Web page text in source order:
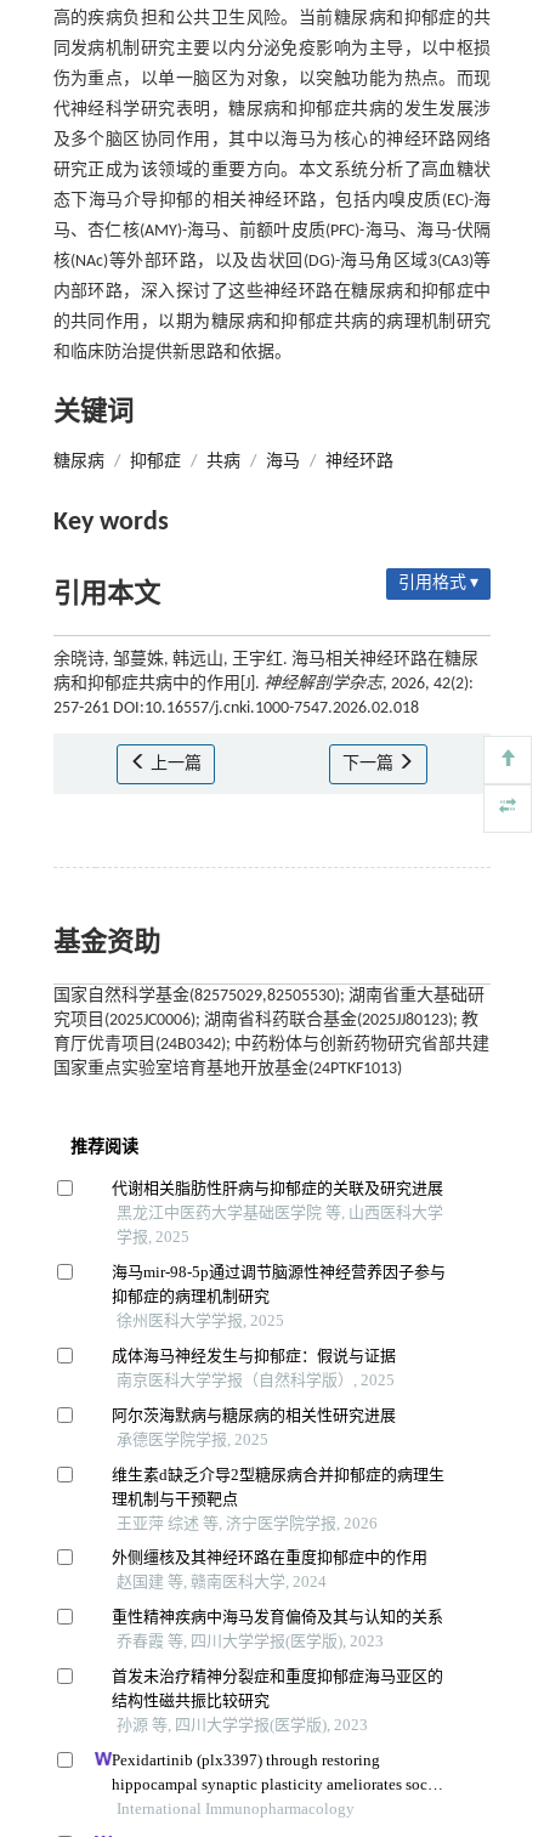
高的疾病负担和公共卫生风险。当前糖尿病和抑郁症的共
同发病机制研究主要以内分泌免疫影响为主导，以中枢损
伤为重点，以单一脑区为对象，以突触功能为热点。而现
代神经科学研究表明，糖尿病和抑郁症共病的发生发展涉
及多个脑区协同作用，其中以海马为核心的神经环路网络
研究正成为该领域的重要方向。本文系统分析了高血糖状
态下海马介导抑郁的相关神经环路，包括内嗅皮质(EC)-海
马、杏仁核(AMY)-海马、前额叶皮质(PFC)-海马、海马-伏隔
核(NAc)等外部环路，以及齿状回(DG)-海马角区域3(CA3)等
内部环路，深入探讨了这些神经环路在糖尿病和抑郁症中
的共同作用，以期为糖尿病和抑郁症共病的病理机制研究
和临床防治提供新思路和依据。
关键词
糖尿病 / 抑郁症 / 共病 / 海马 / 神经环路
Key words
引用本文 引用格式 ▾
余晓诗, 邹蔓姝, 韩远山, 王宇红. 海马相关神经环路在糖尿
病和抑郁症共病中的作用[J]. 神经解剖学杂志, 2026, 42(2):
257-261 DOI:10.16557/j.cnki.1000-7547.2026.02.018
上一篇 下一篇
基金资助
国家自然科学基金(82575029,82505530); 湖南省重大基础研
究项目(2025JC0006); 湖南省科药联合基金(2025JJ80123); 教
育厅优青项目(24B0342); 中药粉体与创新药物研究省部共建
国家重点实验室培育基地开放基金(24PTKF1013)